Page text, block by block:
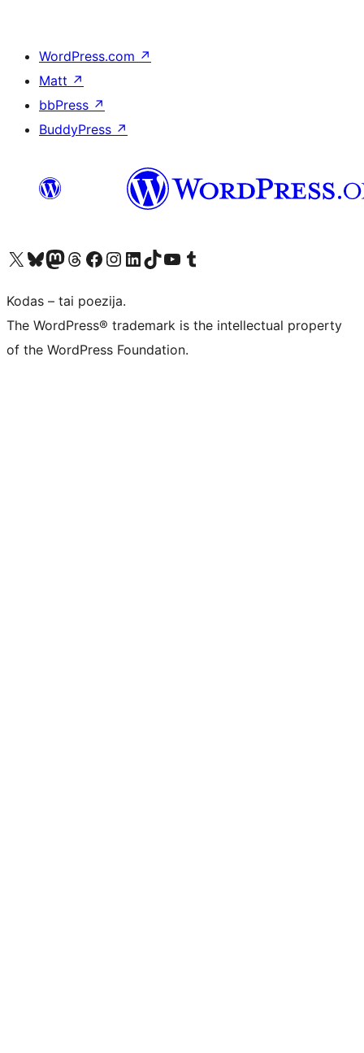
WordPress.com ↗
Matt ↗
bbPress ↗
BuddyPress ↗
Visit our X (formerly Twitter) account
Apsilankykite mūsų Bluesky paskyroje
Visit our Mastodon account
Apsilankykite mūsų Threads paskyroje
Visit our Facebook page
Visit our Instagram account
Visit our LinkedIn account
Apsilankykite mūsų TikTok paskyroje
Visit our YouTube channel
Apsilankykite mūsų Tumblr paskyroje
Kodas – tai poezija.
The WordPress® trademark is the intellectual property
of the WordPress Foundation.